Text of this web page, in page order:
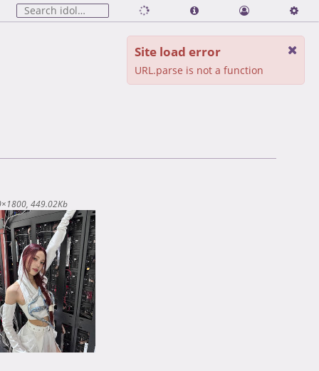
449.02Kb
Site load error
URL.parse is not a function